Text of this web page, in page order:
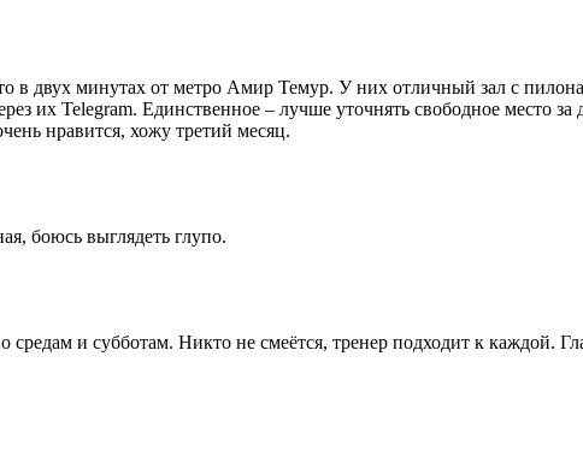
двух минутах от метро Амир Темур. У них отличный зал с
их Telegram. Единственное – лучше уточнять свободное место
нравится, хожу третий месяц.
боюсь выглядеть глупо.
и субботам. Никто не смеётся, тренер подходит к каждой.